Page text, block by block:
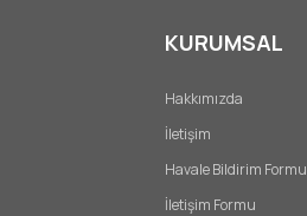
KURUMSAL
Hakkımızda
İletişim
Havale Bildirim Formu
İletişim Formu